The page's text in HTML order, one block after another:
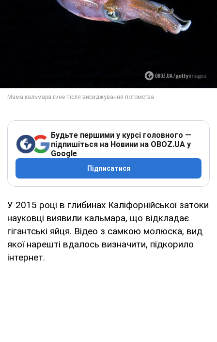
Будьте першими у курсі головного —
підпишіться на Новини на OBOZ.UA у
Google
Підписатися
У 2015 році в глибинах Каліфорнійської затоки
науковці виявили кальмара, що відкладає
гігантські яйця. Відео з самкою молюска, вид
якої нарешті вдалось визначити, підкорило
інтернет.